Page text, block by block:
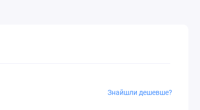
Знайшли дешевше?